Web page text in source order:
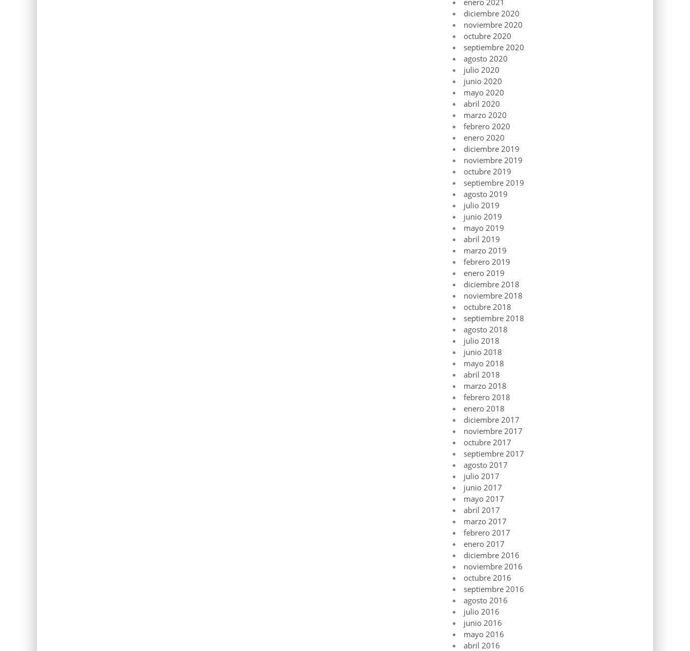
enero 2021
diciembre 2020
noviembre 2020
octubre 2020
septiembre 2020
agosto 2020
julio 2020
junio 2020
mayo 2020
abril 2020
marzo 2020
febrero 2020
enero 2020
diciembre 2019
noviembre 2019
octubre 2019
septiembre 2019
agosto 2019
julio 2019
junio 2019
mayo 2019
abril 2019
marzo 2019
febrero 2019
enero 2019
diciembre 2018
noviembre 2018
octubre 2018
septiembre 2018
agosto 2018
julio 2018
junio 2018
mayo 2018
abril 2018
marzo 2018
febrero 2018
enero 2018
diciembre 2017
noviembre 2017
octubre 2017
septiembre 2017
agosto 2017
julio 2017
junio 2017
mayo 2017
abril 2017
marzo 2017
febrero 2017
enero 2017
diciembre 2016
noviembre 2016
octubre 2016
septiembre 2016
agosto 2016
julio 2016
junio 2016
mayo 2016
abril 2016